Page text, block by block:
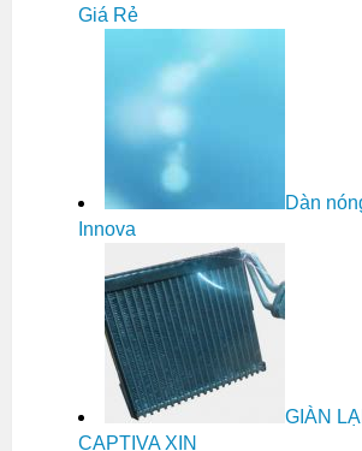
Giá Rẻ
Dàn
Innova
GIÀN
CAPTIVA XỊN